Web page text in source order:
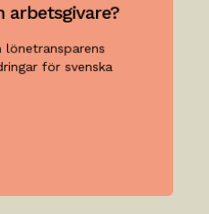
lönetransparens
för svenska